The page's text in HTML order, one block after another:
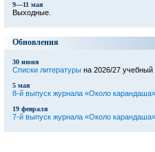
9—11 мая
Выходные.
Обновления
30 июня
Списки литературына 2026/27 учебный
5 мая
8-й выпуск журнала «Около карандаша»
19 февраля
7-й выпуск журнала «Около карандаша»